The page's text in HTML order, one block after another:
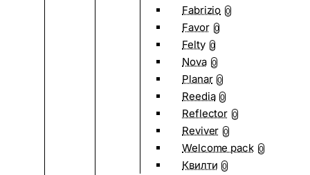
Fabrizio 0
Favor 0
Felty 0
Nova 0
Planar 0
Reedia 0
Reflector 0
Reviver 0
Welcome pack 0
Квилти 0